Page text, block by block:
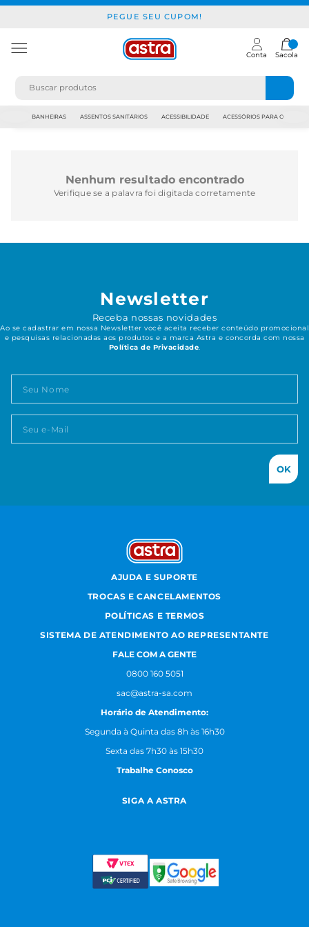
PEGUE SEU CUPOM!
Conta Sacola
BANHEIRAS ASSENTOS SANITÁRIOS ACESSIBILIDADE ACESSÓRIOS PARA
Nenhum resultado encontrado
Verifique se a palavra foi digitada corretamente
Newsletter
Receba nossas novidades
Ao se cadastrar em nossa Newsletter você aceita receber conteúdo promocional
e pesquisas relacionadas aos produtos e a marca Astra e concorda com nossa
Política de Privacidade.
OK
AJUDA E SUPORTE
TROCAS E CANCELAMENTOS
POLÍTICAS E TERMOS
SISTEMA DE ATENDIMENTO AO REPRESENTANTE
FALE COM A GENTE
0800 160 5051
sac@astra-sa.com
Horário de Atendimento:
Segunda à Quinta das 8h às 16h30
Sexta das 7h30 às 15h30
Trabalhe Conosco
SIGA A ASTRA